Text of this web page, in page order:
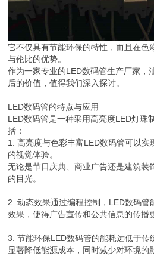
它不仅具有节能环保的特性，而且在色
与伦比的优势。
作为一家专业的LED数码管生产厂家，
后的价值，值得我们深入探讨。
LED数码管的特点与应用
LED数码管是一种采用高亮度LED灯珠
括：
1. 高亮度与色彩丰富LED数码管可以实
的视觉体验。
无论是节日庆典、商业广告还是建筑装
的目光。
2. 动态效果通过编程控制，LED数码
效果，使得广告宣传和公共信息的传播
3. 节能环保LED数码管的能耗远低于传
显著降低能源成本，同时减少对环境的